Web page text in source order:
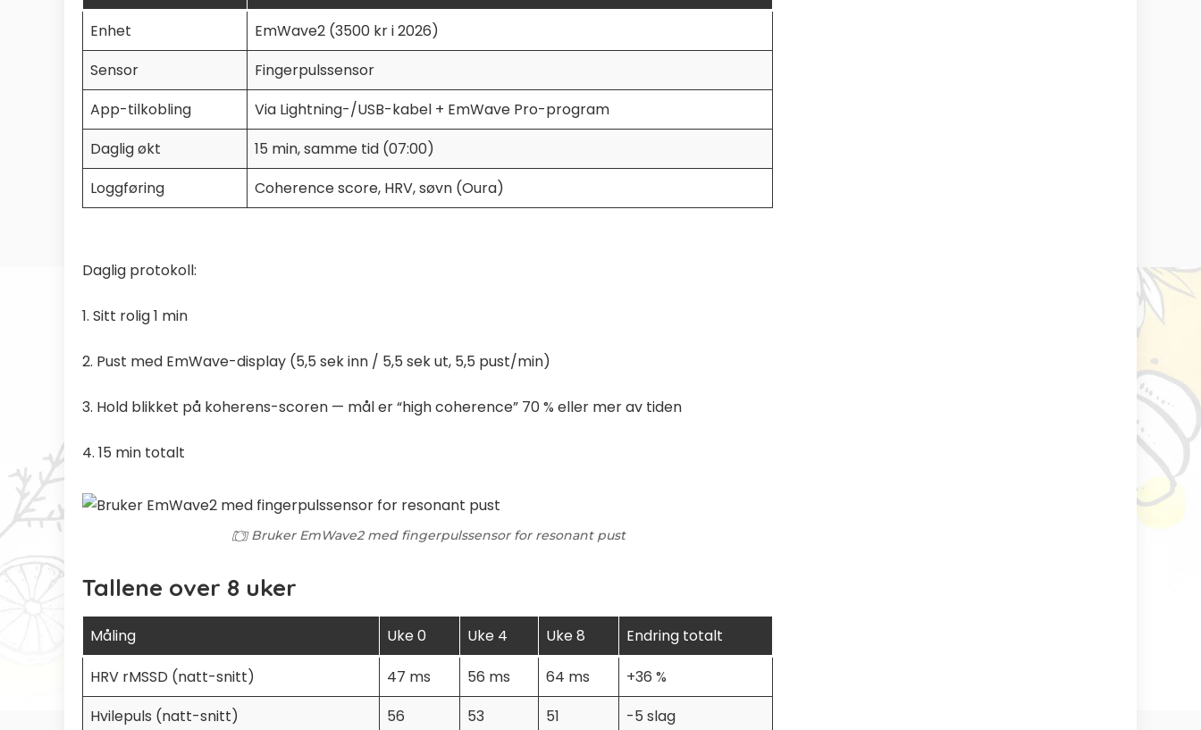
Enhet
EmWave2 (3500 kr i 2026)
Sensor
Fingerpulssensor
App-tilkobling
Via Lightning-/USB-kabel + EmWave Pro-program
Daglig økt
15 min, samme tid (07:00)
Loggføring
Coherence score, HRV, søvn (Oura)
Daglig protokoll:
1. Sitt rolig 1 min
2. Pust med EmWave-display (5,5 sek inn / 5,5 sek ut, 5,5 pust/min)
3. Hold blikket på koherens-scoren — mål er “high coherence” 70 % eller mer av tiden
4. 15 min totalt
Bruker EmWave2 med fingerpulssensor for resonant pust
Tallene over 8 uker
Måling Uke 0 Uke 4 Uke 8
Endring totalt
HRV rMSSD (natt-snitt)
47 ms 56 ms 64 ms
+36 %
Hvilepuls (natt-snitt)
56 53 51
-5 slag